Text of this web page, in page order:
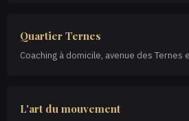
Quartier Ternes
Coaching à domicile, avenue des Ternes
L'art du mouvement